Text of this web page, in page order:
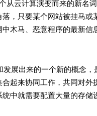
云计算演变而来的新名词
，只要某个网站被挂马
木马、恶意程序的最新
出来的一个新的概念，
起来协同工作，共同对
中就需要配置大量的存